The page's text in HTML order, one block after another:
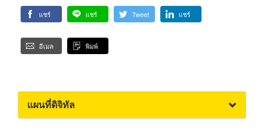
แชร์ แชร์ Tweet แชร์
อีเมล พิมพ์
แผนที่ดิจิทัล